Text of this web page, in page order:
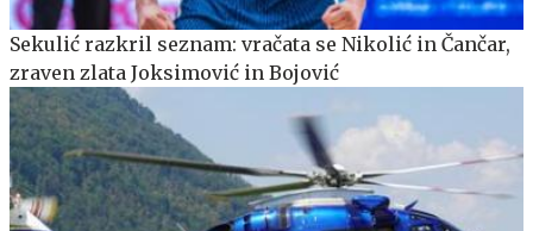
Sekulić razkril seznam: vračata se Nikolić in Čančar,
zraven zlata Joksimović in Bojović